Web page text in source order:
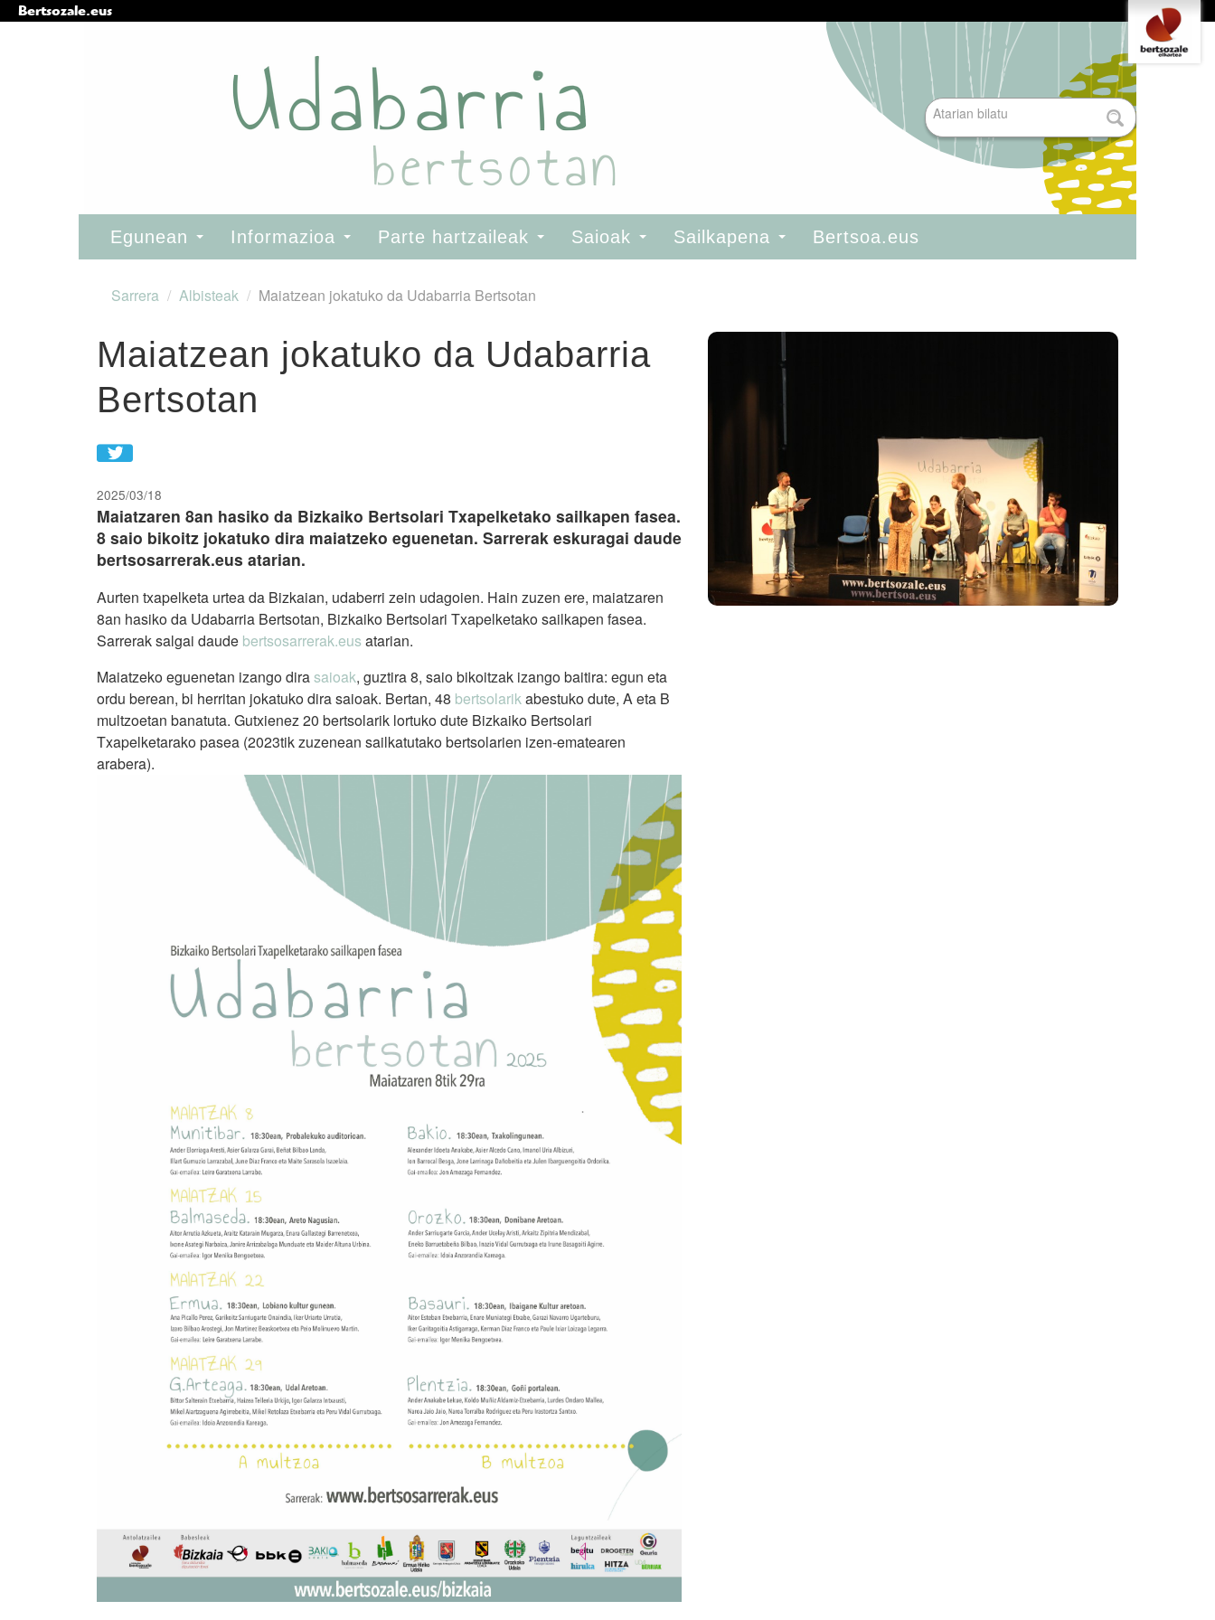
Bertsozale.eus
Tresna
pertsonalak
Bilatu atarian
Bilaketa
Egunean Informazioa Parte hartzaileak Saioak Sailkapena Bertsoa.eus
Sarrera / Albisteak / Maiatzean jokatuko da Udabarria Bertsotan
Maiatzean jokatuko da Udabarria
Bertsotan
2025/03/18
Maiatzaren 8an hasiko da Bizkaiko Bertsolari Txapelketako sailkapen fasea.
8 saio bikoitz jokatuko dira maiatzeko eguenetan. Sarrerak eskuragai daude
bertsosarrerak.eus atarian.
Aurten txapelketa urtea da Bizkaian, udaberri zein udagoien. Hain zuzen ere, maiatzaren
8an hasiko da Udabarria Bertsotan, Bizkaiko Bertsolari Txapelketako sailkapen fasea.
Sarrerak salgai daude bertsosarrerak.eusatarian.
Maiatzeko eguenetan izango dirasaioak, guztira 8, saio bikoitzak izango baitira: egun eta
ordu berean, bi herritan jokatuko dira saioak. Bertan, 48 bertsolarikabestuko dute, A eta B
multzoetan banatuta. Gutxienez 20 bertsolarik lortuko dute Bizkaiko Bertsolari
Txapelketarako pasea (2023tik zuzenean sailkatutako bertsolarien izen-ematearen
arabera).